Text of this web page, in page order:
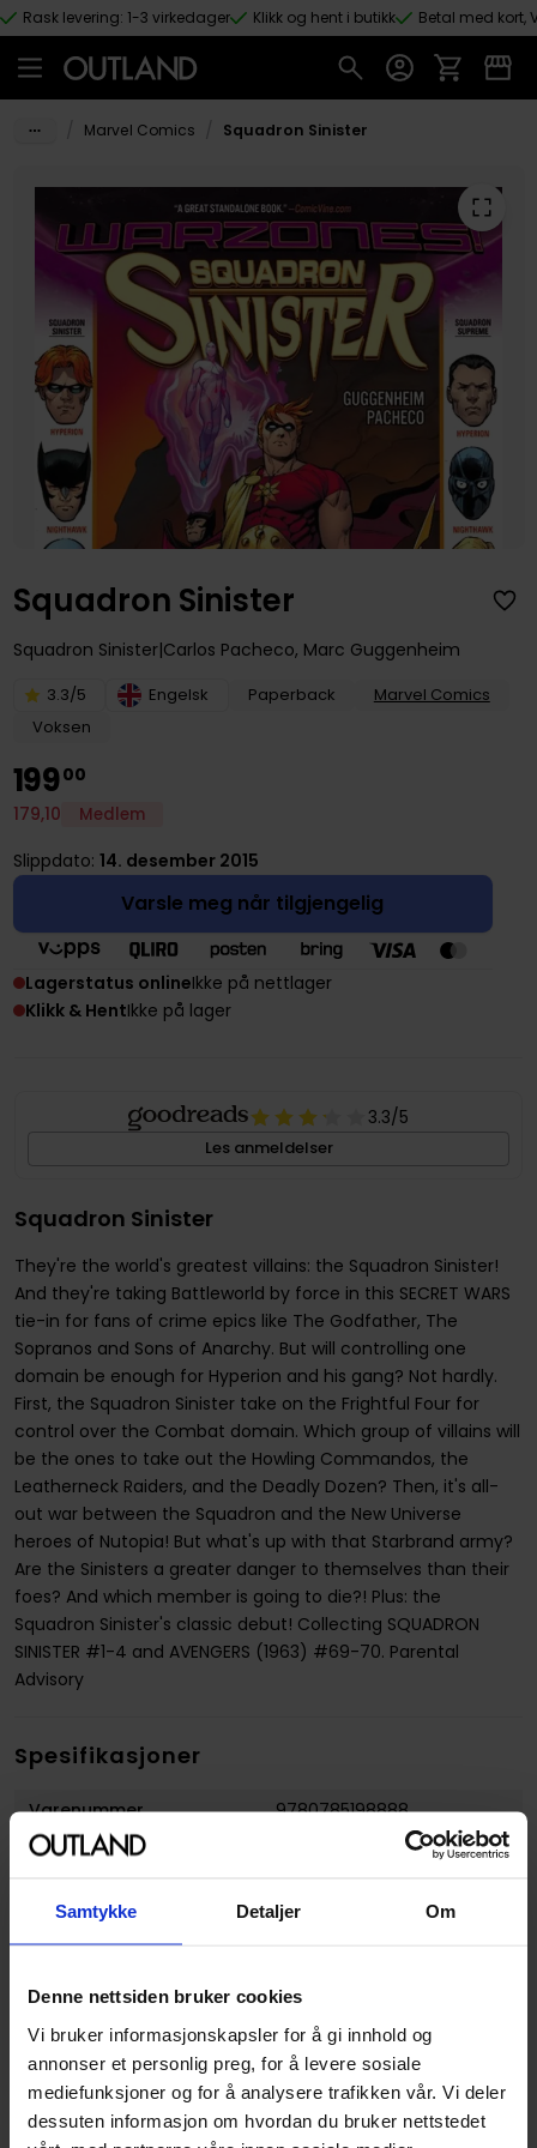
Samtykke Detaljer Om
Denne nettsiden bruker cookies
Vi bruker informasjonskapsler for å gi innhold og
annonser et personlig preg, for å levere sosiale
mediefunksjoner og for å analysere trafikken vår. Vi deler
dessuten informasjon om hvordan du bruker nettstedet
Hopp til hovedinnhold
Rask levering: 1-3 virkedager Klikk og hent i butikk Betal med kort,
Marvel Comics Squadron Sinister
Squadron Sinister
Squadron Sinister Carlos Pacheco, Marc Guggenheim
3.3/5 Engelsk Paperback
Marvel Comics
Voksen
19900
179,10 Medlem
Slippdato: 14. desember 2015
Varsle meg når tilgjengelig
Lagerstatus onlineIkke på nettlager
Klikk & HentIkke på lager
3.3/5
Les anmeldelser
Squadron Sinister
They're the world's greatest villains: the Squadron Sinister!
And they're taking Battleworld by force in this SECRET WARS
tie-in for fans of crime epics like The Godfather, The
Sopranos and Sons of Anarchy. But will controlling one
domain be enough for Hyperion and his gang? Not hardly.
First, the Squadron Sinister take on the Frightful Four for
control over the Combat domain. Which group of villains will
be the ones to take out the Howling Commandos, the
Leatherneck Raiders, and the Deadly Dozen? Then, it's all-
out war between the Squadron and the New Universe
heroes of Nutopia! But what's up with that Starbrand army?
Are the Sinisters a greater danger to themselves than their
foes? And which member is going to die?! Plus: the
Squadron Sinister's classic debut! Collecting SQUADRON
SINISTER #1-4 and AVENGERS (1963) #69-70. Parental
Advisory
Spesifikasjoner
Varenummer
9780785198888
Vekt (Kg) :
Carlos Pacheco
Guggenheim
Sjanger
Superhelt
Illustratør
Carlos Pacheco